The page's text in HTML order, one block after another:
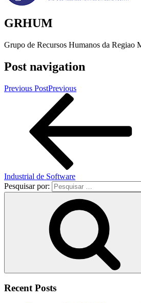
GRHUM
Grupo de Recursos Humanos da Regiao
Post navigation
Previous PostPrevious
Industrial de Software
Pesquisar por:
Recent Posts